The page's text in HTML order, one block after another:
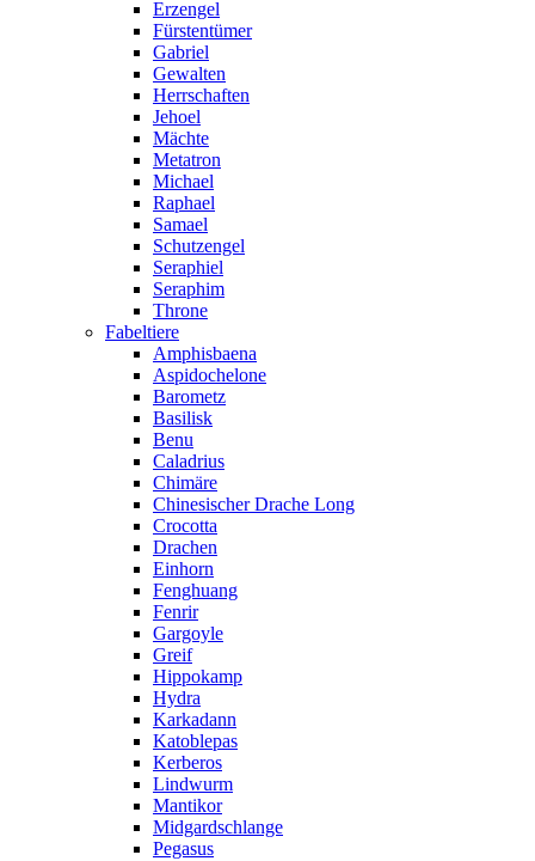
Erzengel
Fürstentümer
Gabriel
Gewalten
Herrschaften
Jehoel
Mächte
Metatron
Michael
Raphael
Samael
Schutzengel
Seraphiel
Seraphim
Throne
Fabeltiere
Amphisbaena
Aspidochelone
Barometz
Basilisk
Benu
Caladrius
Chimäre
Chinesischer Drache Long
Crocotta
Drachen
Einhorn
Fenghuang
Fenrir
Gargoyle
Greif
Hippokamp
Hydra
Karkadann
Katoblepas
Kerberos
Lindwurm
Mantikor
Midgardschlange
Pegasus